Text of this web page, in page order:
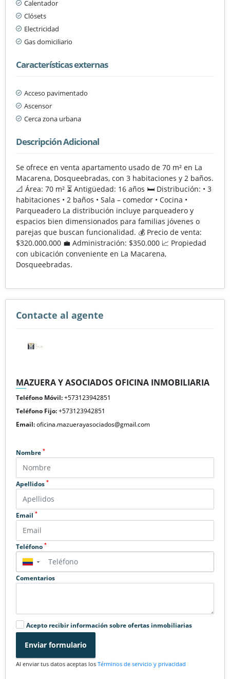
Calentador
Clósets
Electricidad
Gas domiciliario
Características externas
Acceso pavimentado
Ascensor
Cerca zona urbana
Descripción Adicional
Se ofrece en venta apartamento usado de 70 m² en La
Macarena, Dosqueebradas, con 3 habitaciones y 2 baños.
📐 Área: 70 m² ⏳ Antigüedad: 16 años 🛏️ Distribución: • 3
habitaciones • 2 baños • Sala – comedor • Cocina •
Parqueadero La distribución incluye parqueadero y
espacios bien dimensionados para familias jóvenes o
parejas que buscan funcionalidad. 💰 Precio de venta:
$320.000.000 💼 Administración: $350.000 📈 Propiedad
con ubicación conveniente en La Macarena,
Dosqueebradas.
Contacte al agente
MAZUERA Y ASOCIADOS OFICINA INMOBILIARIA
Teléfono Móvil:+573123942851
Teléfono Fijo:+573123942851
Email:oficina.mazuerayasociados@gmail.com
Nombre *
Apellidos *
Email *
Teléfono *
▼
Comentarios
Acepto recibir información sobre ofertas inmobiliarias
Enviar formulario
Al enviar tus datos aceptas los Términos de servicio y privacidad